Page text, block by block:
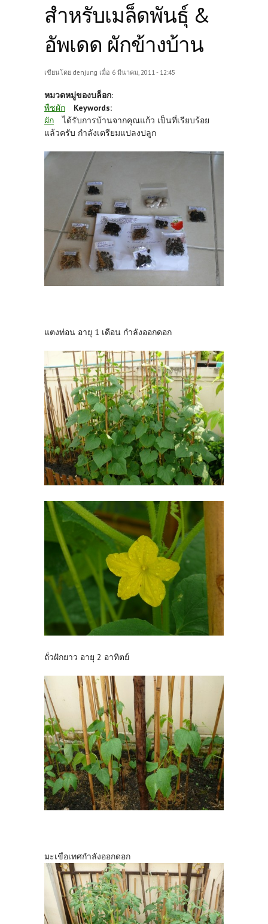
สำหรับเมล็ดพันธุ์ &
อัพเดด ผักข้างบ้าน
เขียนโดย denjung เมื่อ 6 มีนาคม, 2011 - 12:45
หมวดหมู่ของบล็อก:
พืชผัก
Keywords:
ผัก
ได้รับการบ้านจากคุณแก้ว เป็นที่เรียบร้อย
แล้วครับ กำลังเตรียมแปลงปลูก
แตงท่อน อายุ 1 เดือน กำลังออกดอก
ถั่วฝักยาว อายุ 2 อาทิตย์
มะเขือเทศกำลังออกดอก